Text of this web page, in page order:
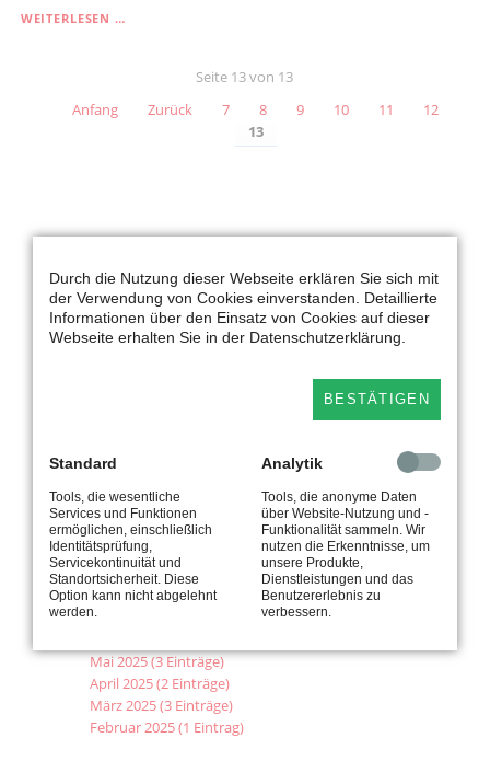
WEITERLESEN …KITA-
JANUAR
NICHT
ZU
VERLIERERN
DER
CORONA-
Seite 13 von 13
Anfang
Zurück 7 8 9 10 11
12
13
2026
Juli 2026 (4 Einträge)
Juni 2026 (4 Einträge)
Dezember 2025 (6 Einträge)
November 2025 (7 Einträge)
Oktober 2025 (5 Einträge)
September 2025 (6 Einträge)
August 2025 (4 Einträge)
Juli 2025 (5 Einträge)
Mai 2025 (3 Einträge)
April 2025 (2 Einträge)
März 2025 (3 Einträge)
Februar 2025 (1 Eintrag)
Durch die Nutzung dieser Webseite erklären Sie sich mit
der Verwendung von Cookies einverstanden. Detaillierte
Informationen über den Einsatz von Cookies auf dieser
Webseite erhalten Sie in der Datenschutzerklärung.
BESTÄTIGEN
Standard
Tools, die wesentliche
Services und Funktionen
ermöglichen, einschließlich
Identitätsprüfung,
Servicekontinuität und
Standortsicherheit. Diese
Option kann nicht abgelehnt
werden.
Analytik
Tools, die anonyme Daten
über Website-Nutzung und -
Funktionalität sammeln. Wir
nutzen die Erkenntnisse, um
unsere Produkte,
Dienstleistungen und das
Benutzererlebnis zu
verbessern.